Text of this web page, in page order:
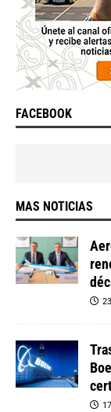
FACEBOOK
MAS NOTICIAS